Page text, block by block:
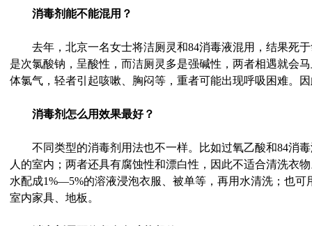
消毒剂能不能混用？
去年，北京一名女士将洁厕灵和84消毒液混用，结果死于
是次氯酸钠，呈酸性，而洁厕灵多是强碱性，两者相遇就会
体氯气，轻者引起咳嗽、胸闷等，重者可能出现呼吸困难。
消毒剂怎么用效果最好？
不同类型的消毒剂用法也不一样。比如过氧乙酸和84消毒
人的室内；两者还具有腐蚀性和漂白性，因此不适合清洗衣
水配成1%—5%的溶液浸泡衣服、被单等，再用水清洗；也
室内家具、地板。